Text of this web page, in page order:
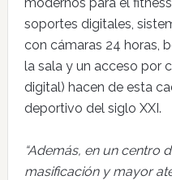
soportes digitales,
con cámaras 24 horas,
la sala y un acceso por
digital) hacen de esta
deportivo del siglo XXI.
“Además, en un centro
masificación y mayor